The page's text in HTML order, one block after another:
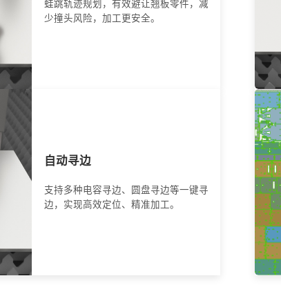
蛙跳轨迹规划，有效避让翘板零件，减
少撞头风险，加工更安全。
自动寻边
支持多种电容寻边、圆盘寻边等一键寻
边，实现高效定位、精准加工。